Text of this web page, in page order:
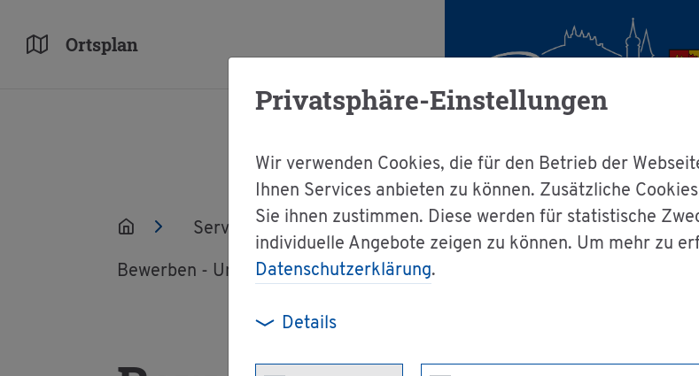
Privatsphäre-Einstellungen
Wir verwenden Cookies, die für den Betrieb der
Ihnen Services anbieten zu können. Zusätzliche
Sie ihnen zustimmen. Diese werden für statistische
individuelle Angebote zeigen zu können. Um mehr zu
Datenschutzerklärung.
Details
Orts­plan
Ser­vice Down­loads
Be­wer­ben - Uni­ver­si­tät Frei­burg